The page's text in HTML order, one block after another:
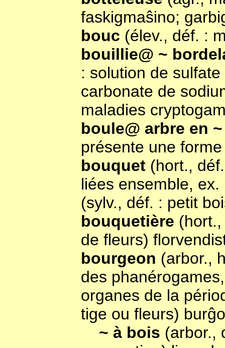
faskigmaŝino;
bouc (élev., déf. :
bouillie@ ~
: solution de
carbonate de
maladies
boule@ arbre en
présente une
bouquet (hort.,
liées ensemble,
(sylv., déf. : petit
bouquetière
de fleurs)
bourgeon (arbor.,
des
organes de la
tige ou fleurs)
~ à bois (arbor.,